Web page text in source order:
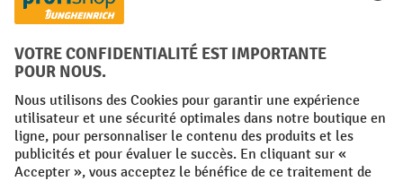
Facebook
YouTube
LinkedInInstagram
Conditions générales Mentions légales
Protection des Données Politique de cookies